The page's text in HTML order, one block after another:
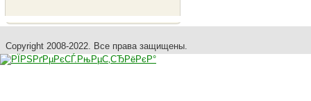
Copyright 2008-2022. Все права защищены.